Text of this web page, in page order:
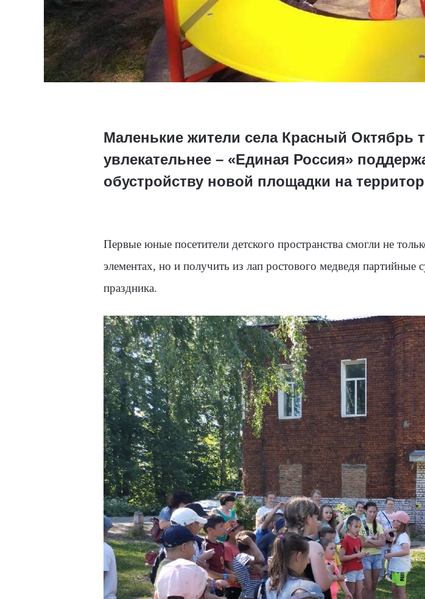
Маленькие жители села Красный Октябрь
увлекательнее – «Единая Россия»
обустройству новой площадки на
Первые юные посетители детского пространства смогли не
элементах, но и получить из лап ростового медведя партийные
праздника.